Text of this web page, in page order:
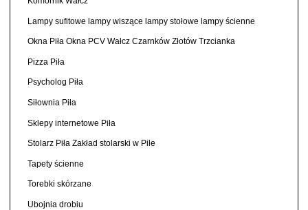
Lampy sufitowe lampy wiszące lampy stołowe lampy ścienne
Okna Piła Okna PCV Wałcz Czarnków Złotów Trzcianka
Pizza Piła
Psycholog Piła
Siłownia Piła
Sklepy internetowe Piła
Stolarz Piła Zakład stolarski w Pile
Tapety ścienne
Torebki skórzane
Ubojnia drobiu